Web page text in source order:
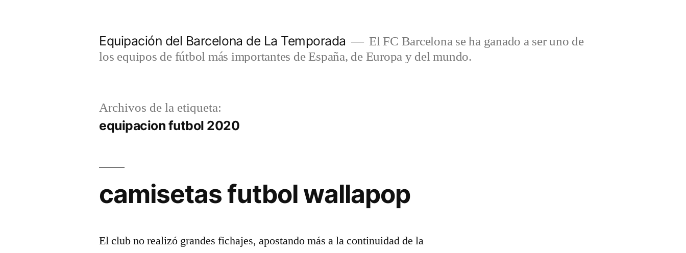
Equipación del Barcelona de La Temporada
El FC Barcelona se ha ganado a ser uno de
los equipos de fútbol más importantes de España, de Europa y del mundo.
Archivos de la etiqueta:
equipacion futbol 2020
camisetas futbol wallapop
El club no realizó grandes fichajes, apostando más a la continuidad de la